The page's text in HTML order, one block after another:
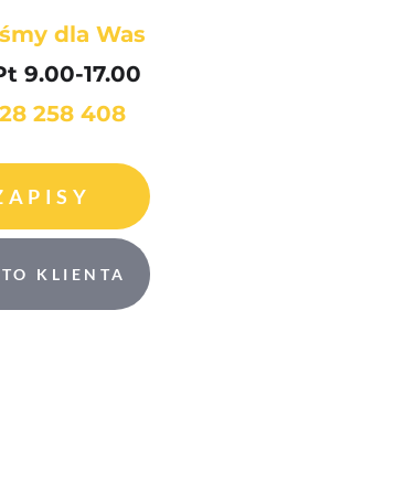
dla Was
9.00-17.00
258 408
KLIENTA